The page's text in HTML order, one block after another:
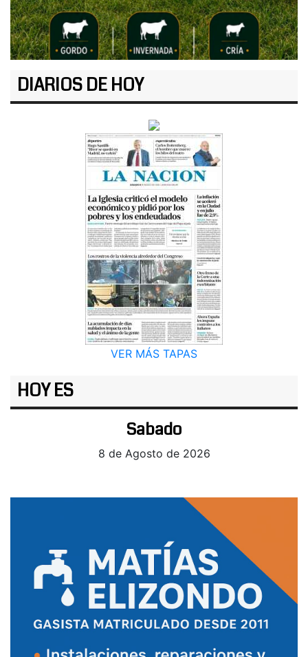
DIARIOS DE HOY
VER MÁS TAPAS
HOY ES
Sabado
8 de Agosto de 2026